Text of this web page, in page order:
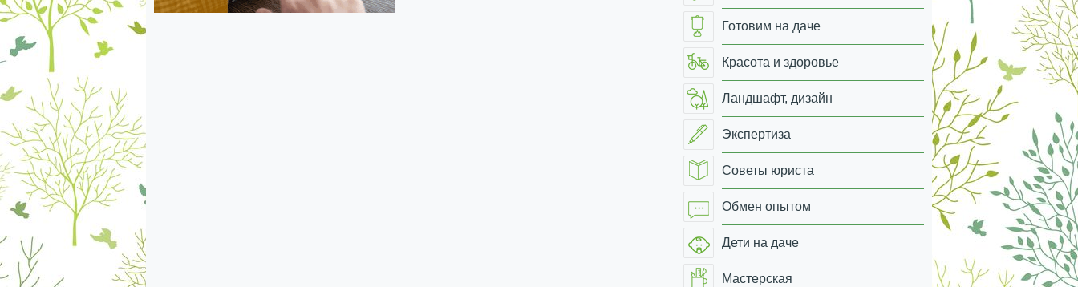
Готовим на даче
Красота и здоровье
Ландшафт, дизайн
Экспертиза
Советы юриста
Обмен опытом
Дети на даче
Мастерская